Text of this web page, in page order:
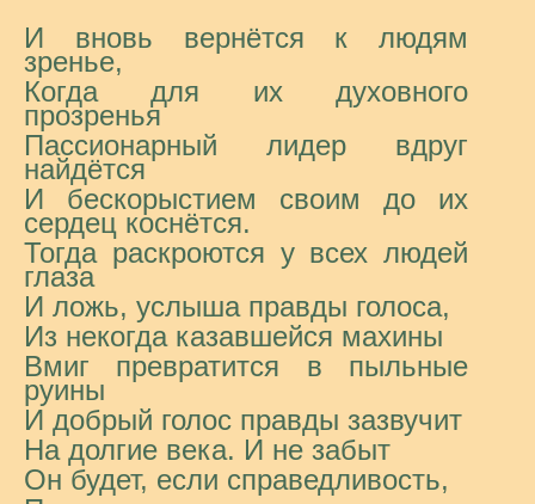
И вновь вернётся к людям
зренье,
Когда для их духовного
прозренья
Пассионарный лидер вдруг
найдётся
И бескорыстием своим до их
сердец коснётся.
Тогда раскроются у всех людей
глаза
И ложь, услыша правды голоса,
Из некогда казавшейся махины
Вмиг превратится в пыльные
руины
И добрый голос правды зазвучит
На долгие века. И не забыт
Он будет, если справедливость,